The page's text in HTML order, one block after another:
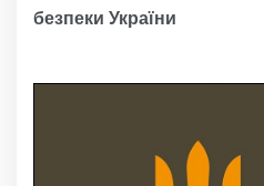
безпеки України